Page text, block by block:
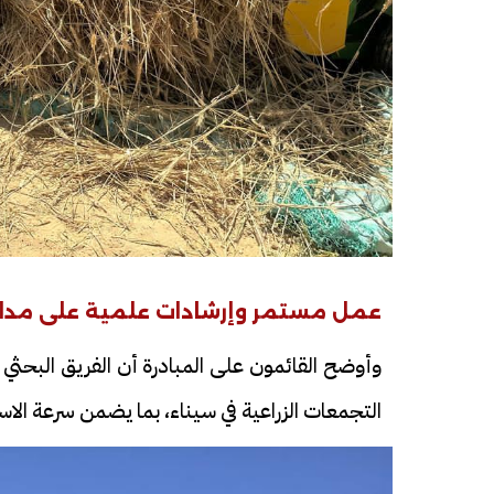
عمل مستمر وإرشادات علمية على
وأوضح القائمون على المبادرة أن الفريق
التجمعات الزراعية في سيناء، بما يضمن سرعة
الوداع الأخير.. دفن جثامين الضحايا
الأربعة بقرية السعدية في الفيوم
فيديو
افتتاح أكبر
مليون جنيه